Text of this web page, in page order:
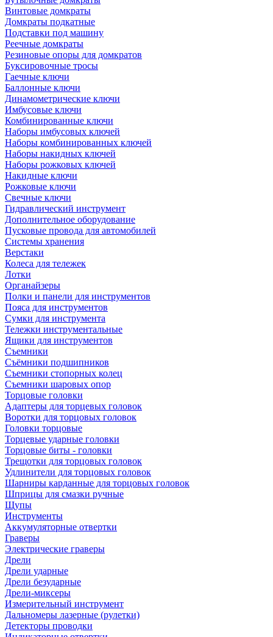
Винтовые домкраты
Домкраты подкатные
Подставки под машину
Реечные домкраты
Резиновые опоры для домкратов
Буксировочные тросы
Гаечные ключи
Баллонные ключи
Динамометрические ключи
Имбусовые ключи
Комбинированные ключи
Наборы имбусовых ключей
Наборы комбинированных ключей
Наборы накидных ключей
Наборы рожковых ключей
Накидные ключи
Рожковые ключи
Свечные ключи
Гидравлический инструмент
Дополнительное оборудование
Пусковые провода для автомобилей
Системы хранения
Верстаки
Колеса для тележек
Лотки
Органайзеры
Полки и панели для инструментов
Пояса для инструментов
Сумки для инструмента
Тележки инструментальные
Ящики для инструментов
Съемники
Съёмники подшипников
Съемники стопорных колец
Съемники шаровых опор
Торцовые головки
Адаптеры для торцевых головок
Воротки для торцовых головок
Головки торцовые
Торцевые ударные головки
Торцовые биты - головки
Трещотки для торцовых головок
Удлинители для торцовых головок
Шарниры карданные для торцовых головок
Шприцы для смазки ручные
Щупы
Инструменты
Аккумуляторные отвертки
Граверы
Электрические граверы
Дрели
Дрели ударные
Дрели безударные
Дрели-миксеры
Измерительный инструмент
Дальномеры лазерные (рулетки)
Детекторы проводки